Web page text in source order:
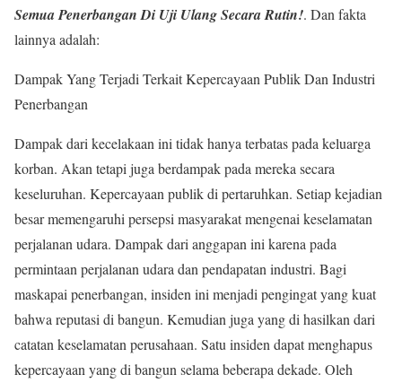
Semua Penerbangan Di Uji Ulang Secara Rutin!. Dan fakta
lainnya adalah:
Dampak Yang Terjadi Terkait Kepercayaan Publik Dan Industri
Penerbangan
Dampak dari kecelakaan ini tidak hanya terbatas pada keluarga
korban. Akan tetapi juga berdampak pada mereka secara
keseluruhan. Kepercayaan publik di pertaruhkan. Setiap kejadian
besar memengaruhi persepsi masyarakat mengenai keselamatan
perjalanan udara. Dampak dari anggapan ini karena pada
permintaan perjalanan udara dan pendapatan industri. Bagi
maskapai penerbangan, insiden ini menjadi pengingat yang kuat
bahwa reputasi di bangun. Kemudian juga yang di hasilkan dari
catatan keselamatan perusahaan. Satu insiden dapat menghapus
kepercayaan yang di bangun selama beberapa dekade. Oleh